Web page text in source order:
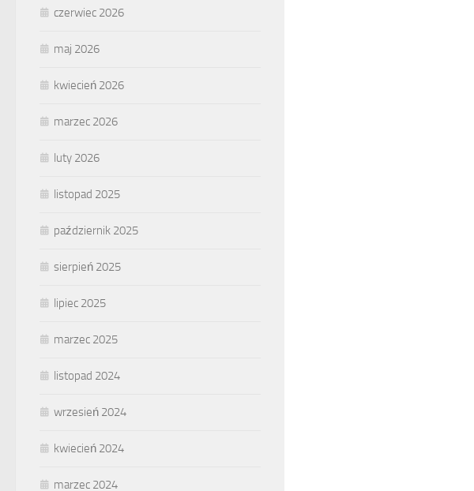
czerwiec 2026
maj 2026
kwiecień 2026
marzec 2026
luty 2026
listopad 2025
październik 2025
sierpień 2025
lipiec 2025
marzec 2025
listopad 2024
wrzesień 2024
kwiecień 2024
marzec 2024